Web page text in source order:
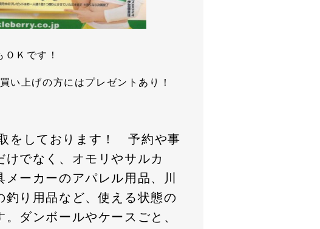
Ｋです！
い上げの方にはプレゼントあり！
をしております！ 予約や事
でなく、オモリやサルカ
ーカーのアパレル用品、川
り用品など、使える状態の
ダンボールやケースごと、